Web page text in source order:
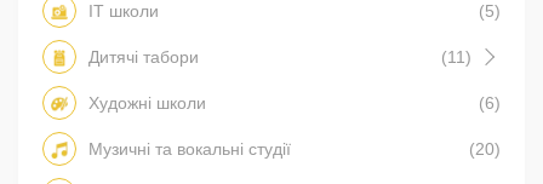
IT школи (5)
Дитячі табори (11)
Художні школи (6)
Музичні та вокальні студії (20)